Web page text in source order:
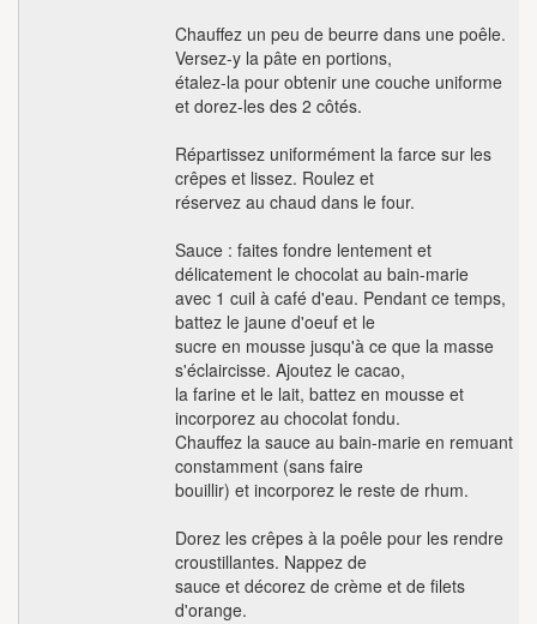
Chauffez un peu de beurre dans une poêle.
Versez-y la pâte en portions,
étalez-la pour obtenir une couche uniforme
et dorez-les des 2 côtés.
Répartissez uniformément la farce sur les
crêpes et lissez. Roulez et
réservez au chaud dans le four.
Sauce : faites fondre lentement et
délicatement le chocolat au bain-marie
avec 1 cuil à café d'eau. Pendant ce temps,
battez le jaune d'oeuf et le
sucre en mousse jusqu'à ce que la masse
s'éclaircisse. Ajoutez le cacao,
la farine et le lait, battez en mousse et
incorporez au chocolat fondu.
Chauffez la sauce au bain-marie en remuant
constamment (sans faire
bouillir) et incorporez le reste de rhum.
Dorez les crêpes à la poêle pour les rendre
croustillantes. Nappez de
sauce et décorez de crème et de filets
d'orange.